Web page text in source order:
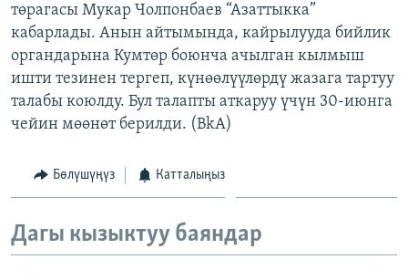
АЗАТТЫК+
ЫҢГАЙСЫЗ СУРООЛОР
ЭЕ/АРнун бардык сайттары
төрагасы Мукар Чолпонбаев “Азаттыкка”
кабарлады. Анын айтымында, кайрылууда бийлик
органдарына Кумтөр боюнча ачылган кылмыш
ишти тезинен тергеп, күнөөлүүлөрдү жазага тартуу
талабы коюлду. Бул талапты аткаруу үчүн 30-июнга
чейин мөөнөт берилди. (BkA)
Бөлүшүңүз Катталыңыз
Дагы кызыктуу баяндар